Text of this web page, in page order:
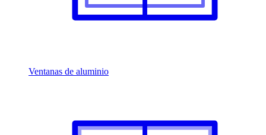
Ventanas de aluminio